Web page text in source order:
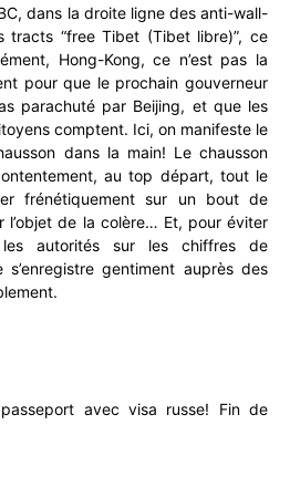
dans la droite ligne des anti-wall-
tracts “free Tibet (Tibet libre)”, ce
Hong-Kong, ce n’est pas la
pour que le prochain gouverneur
parachuté par Beijing, et que les
comptent. Ici, on manifeste le
dans la main! Le chausson
au top départ, tout le
frénétiquement sur un bout de
l’objet de la colère… Et, pour éviter
autorités sur les chiffres de
gentiment auprès des
avec visa russe! Fin de